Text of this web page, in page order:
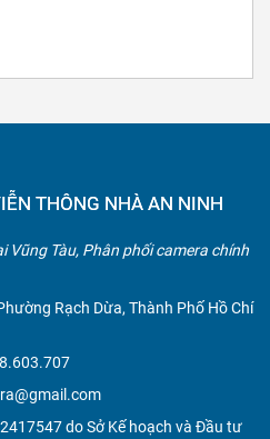
THÔNG NHÀ AN NINH
Vũng Tàu, Phân phối camera chính
Rạch Dừa, Thành Phố Hồ Chí
do Sở Kế hoạch và Đầu tư